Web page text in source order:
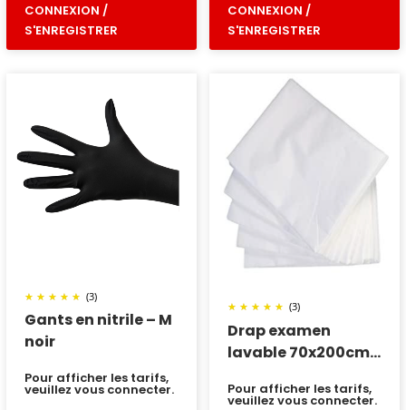
CONNEXION /
S'ENREGISTRER
CONNEXION /
S'ENREGISTRER
Gants en nitrile – M
noir
(3)
Pour afficher les tarifs,
veuillez vous connecter.
Drap examen
lavable 70x200cm
(3)
Pour afficher les tarifs,
veuillez vous connecter.